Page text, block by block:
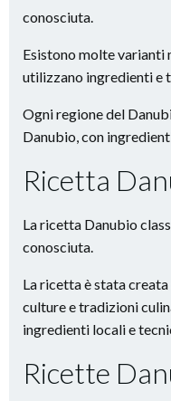
conosciuta.
Esistono molte varianti
utilizzano ingredienti e
Ogni regione del
Danubio, con
Ricetta
La ricetta Danubio
conosciuta.
La ricetta è stata
culture e tradizioni
ingredienti locali e
Ricette